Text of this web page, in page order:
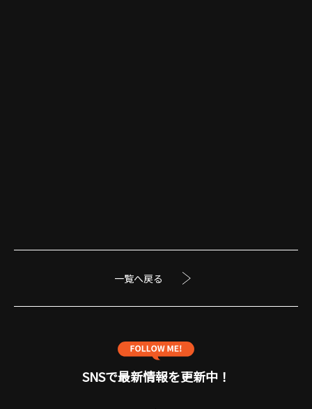
一覧へ戻る
SNSで最新情報を更新中！